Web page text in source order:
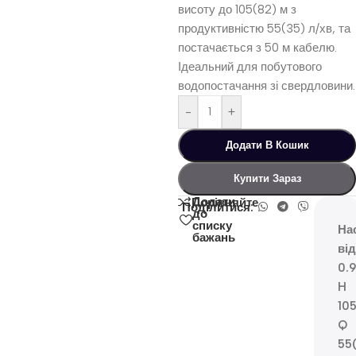
висоту до 105(82) м з
продуктивністю 55(35) л/хв, та
постачається з 50 м кабелю.
Ідеальний для побутового
водопостачання зі свердловини.
-
+
Додати В Кошик
Купити Зараз
Порівняйте
Додати
до
списку
бажань
Поділитися:
H
Q